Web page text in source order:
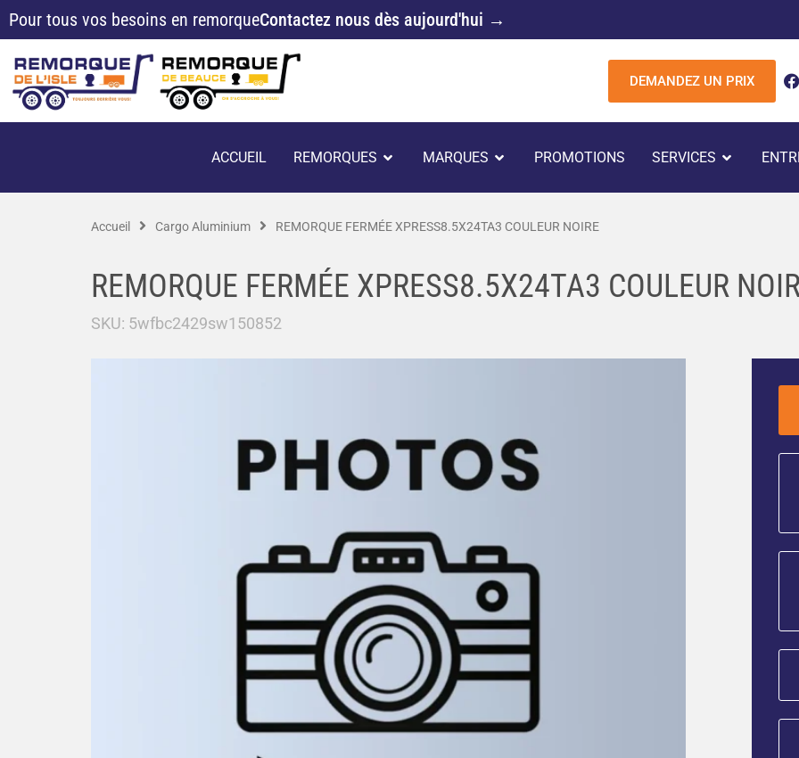
Aller
au
Pour tous vos besoins en remorqueContactez nous dès aujourd'hui →
DEMANDEZ UN PRIX
F
a
e
o
o
ACCUEIL REMORQUES OUVRIR REMORQUES
MARQUES OUVRIR MARQUES
PROMOTIONS SERVICES OUVRIR
Accueil Cargo Aluminium REMORQUE FERMÉE XPRESS8.5X24TA3 COULEUR NOIRE
REMORQUE FERMÉE XPRESS8.5X24TA3 COULEUR
SKU: 5wfbc2429sw150852